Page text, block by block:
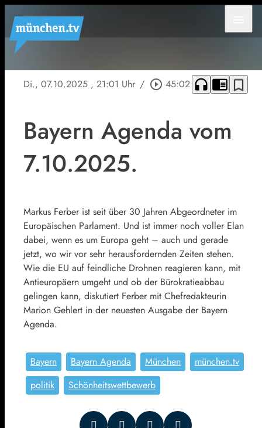
Di., 07.10.2025 , 21:01 Uhr / play_circle_outline 45:02 headphones chrome_reader_mode bookmark_border
Bayern Agenda vom
7.10.2025.
Markus Ferber ist seit über 30 Jahren Abgeordneter im
Europäischen Parlament. Und ist immer noch voller Elan
dabei, wenn es um Europa geht – auch und gerade
jetzt, wo wir vor sehr herausfordernden Zeiten stehen.
Wie die EU auf feindliche Drohnen reagieren kann, mit
Antieuropäern umgeht und ob der Bürokratieabbau
gelingen kann, diskutiert Ferber mit Chefredakteurin
Marion Gehlert in der neuesten Ausgabe der Bayern
Agenda.
Bayern Bayern Agenda München
münchen.tv
politik
Schönheitswettbewerb